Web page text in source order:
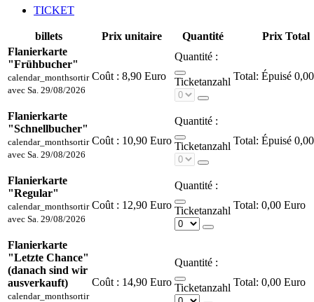
TICKET
billets Prix unitaire Quantité
Prix Total
Flanierkarte
"Frühbucher"
calendar_monthsortir
avec Sa. 29/08/2026
Coût : 8,90 Euro
Quantité :
Ticketanzahl Épuisé
Flanierkarte
"Schnellbucher"
calendar_monthsortir
avec Sa. 29/08/2026
Coût : 10,90 Euro
Quantité :
Ticketanzahl Épuisé
Flanierkarte
"Regular"
calendar_monthsortir
avec Sa. 29/08/2026
Coût : 12,90 Euro
Quantité :
Ticketanzahl 0,00 Euro
Flanierkarte
"Letzte Chance"
(danach sind wir
ausverkauft)
calendar_monthsortir
Coût : 14,90 Euro
Quantité :
Ticketanzahl 0,00 Euro